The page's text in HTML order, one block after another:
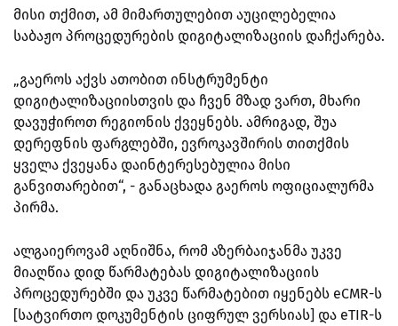
მისი თქმით, ამ მიმართულებით აუცილებელია
საბაჟო პროცედურების დიგიტალიზაციის დაჩქარება.
„გაეროს აქვს ათობით ინსტრუმენტი
დიგიტალიზაციისთვის და ჩვენ მზად ვართ, მხარი
დავუჭიროთ რეგიონის ქვეყნებს. ამრიგად, შუა
დერეფნის ფარგლებში, ევროკავშირის თითქმის
ყველა ქვეყანა დაინტერესებულია მისი
განვითარებით“, - განაცხადა გაეროს ოფიციალურმა
პირმა.
ალგაიეროვამ აღნიშნა, რომ აზერბაიჯანმა უკვე
მიაღწია დიდ წარმატებას დიგიტალიზაციის
პროცედურებში და უკვე წარმატებით იყენებს eCMR-ს
[სატვირთო დოკუმენტის ციფრულ ვერსიას] და eTIR-ს